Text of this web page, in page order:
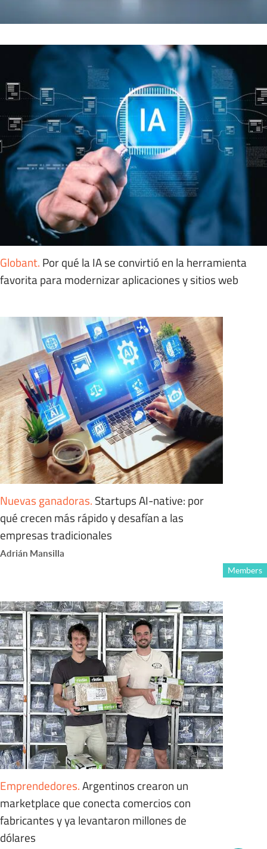
Globant. Por qué la IA se convirtió en la herramienta
favorita para modernizar aplicaciones y sitios web
Nuevas ganadoras. Startups AI-native: por
qué crecen más rápido y desafían a las
empresas tradicionales
Adrián Mansilla
Members
Emprendedores.Argentinos crearon un
marketplace que conecta comercios con
fabricantes y ya levantaron millones de
dólares